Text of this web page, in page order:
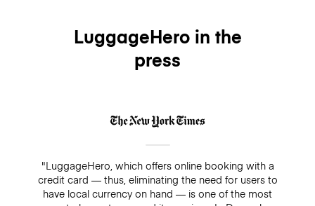
LuggageHero in the
press
"LuggageHero, which offers online booking with a
credit card — thus, eliminating the need for users to
have local currency on hand — is one of the most